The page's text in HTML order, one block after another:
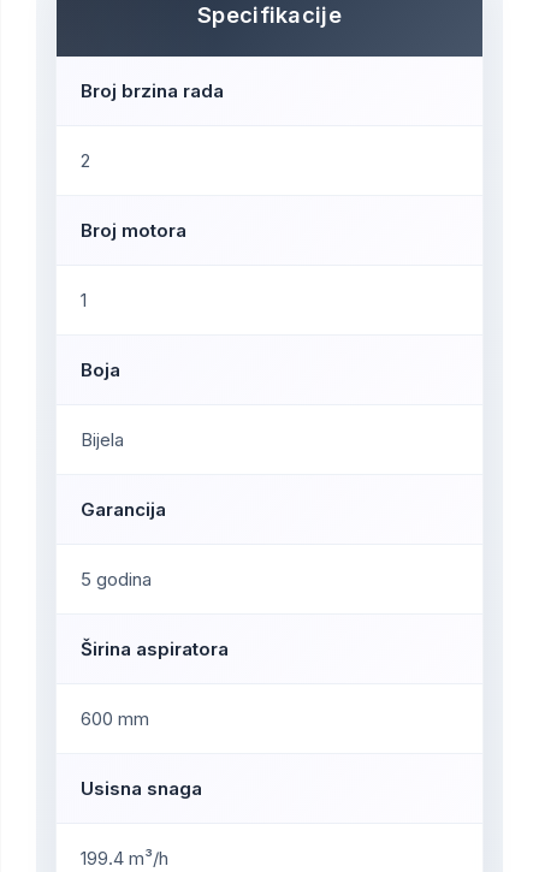
Specifikacije
Broj brzina rada
2
Broj motora
1
Boja
Bijela
Garancija
5 godina
Širina aspiratora
600 mm
Usisna snaga
199.4 m³/h